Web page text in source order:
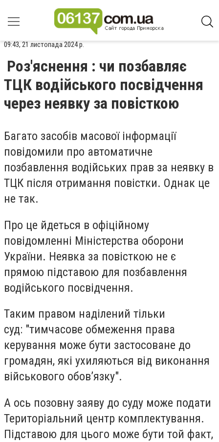
09:43, 21 листопада 2024 р.
Роз'яснення : чи позбавляє
ТЦК водійського посвідчення
через неявку за повісткою
Багато засобів масової інформації
повідомили про автоматичне
позбавлення водійських прав за неявку в
ТЦК після отримання повістки. Однак це
не так.
Про це йдеться в офіційному
повідомленні Міністерства оборони
України. Неявка за повісткою не є
прямою підставою для позбавлення
водійського посвідчення.
Таким правом наділений тільки
суд: "тимчасове обмеження права
керування може бути застосоване до
громадян, які ухиляються від виконання
військового обов’язку".
А ось позовну заяву до суду може подати
Територіальний центр комплектування.
Підставою для цього може бути той факт,